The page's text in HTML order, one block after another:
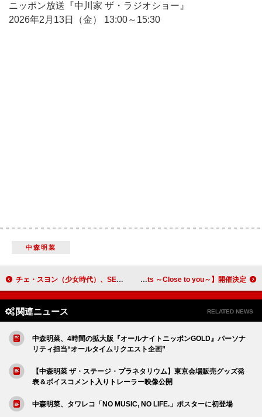
ニッポン放送『中川家 ザ・ラジオショー』
2026年2月13日（金） 13:00～15:30
中森明菜
チェ・スヨン（少女時代）、SEKAIプロデューサー代表として『PRODUCE 101 JAPAN 新世界』参加 吉澤嘉代子／畳野彩加（Homecomings）が出演【FM802×Billboard Live OSAKA presents ～Close to you～】開催決定
関連ニュース RELATED NEWS
中森明菜、4時間の拡大版『オールナイトニッポンGOLD』パーソナ
リティ担当“オールタイムリクエスト企画”
【中森明菜 ザ・ステージ・プラネタリウム】東京会場販売グッズ発
表＆ボイスコメント入りトレーラー映像公開
中森明菜、タワレコ「NO MUSIC, NO LIFE.」ポスターに初登場